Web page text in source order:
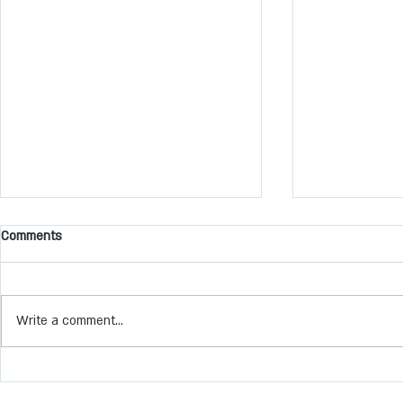
מלון אכדיה הרצליה מרשת מלונות
Comments
Write a comment...